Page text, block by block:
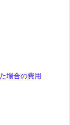
場合の費用